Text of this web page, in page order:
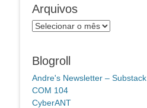
Arquivos
Arquivos
Blogroll
Andre's Newsletter – Substack
COM 104
CyberANT